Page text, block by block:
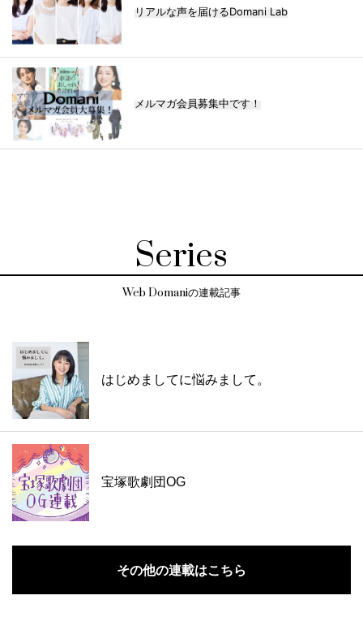
リアルな声を届けるDomani Lab
メルマガ会員募集中です！
Series
Web Domaniの連載記事
はじめましてに悩みまして。
宝塚歌劇団OG
その他の連載はこちら